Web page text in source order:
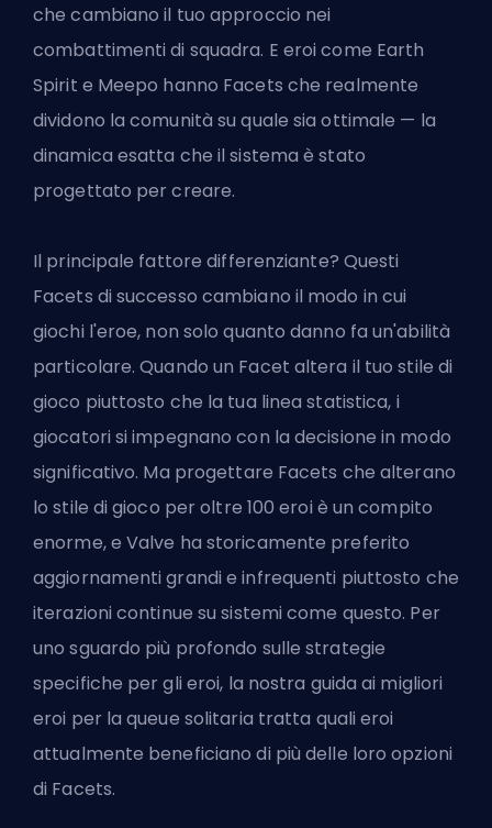
che cambiano il tuo approccio nei
combattimenti di squadra. E eroi come Earth
Spirit e Meepo hanno Facets che realmente
dividono la comunità su quale sia ottimale — la
dinamica esatta che il sistema è stato
progettato per creare.
Il principale fattore differenziante? Questi
Facets di successo cambiano il modo in cui
giochi l'eroe, non solo quanto danno fa un'abilità
particolare. Quando un Facet altera il tuo stile di
gioco piuttosto che la tua linea statistica, i
giocatori si impegnano con la decisione in modo
significativo. Ma progettare Facets che alterano
lo stile di gioco per oltre 100 eroi è un compito
enorme, e Valve ha storicamente preferito
aggiornamenti grandi e infrequenti piuttosto che
iterazioni continue su sistemi come questo. Per
uno sguardo più profondo sulle strategie
specifiche per gli eroi, la nostra guida ai migliori
eroi per la queue solitaria tratta quali eroi
attualmente beneficiano di più delle loro opzioni
di Facets.